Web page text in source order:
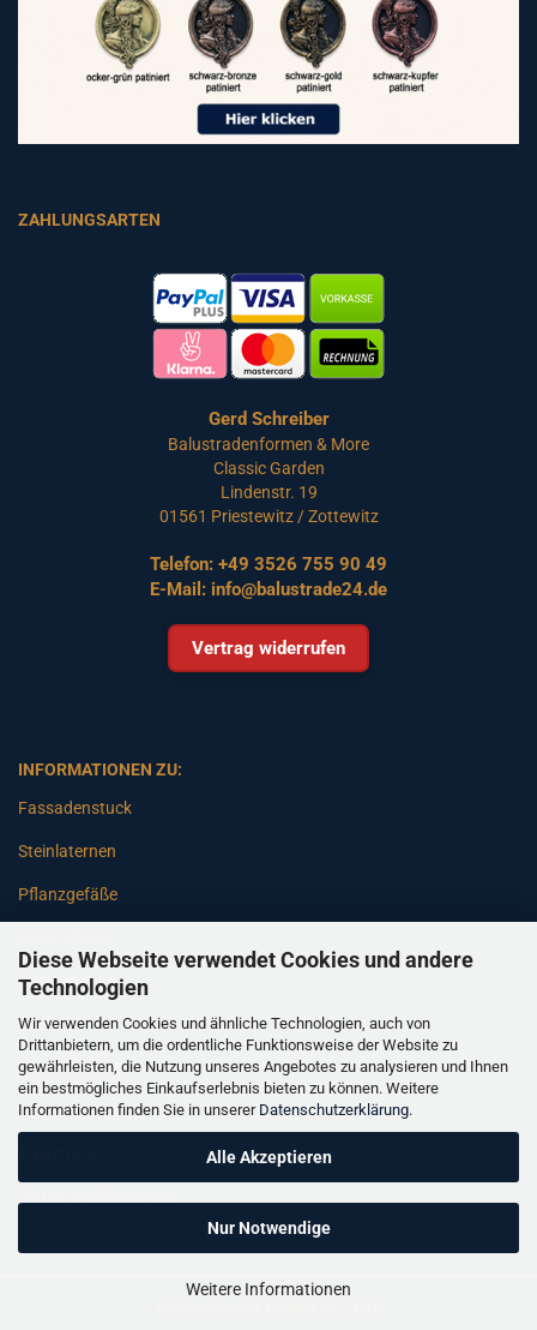
Diese Webseite verwendet Cookies und andere
Technologien
Wir verwenden Cookies und ähnliche Technologien, auch von
Drittanbietern, um die ordentliche Funktionsweise der Website zu
gewährleisten, die Nutzung unseres Angebotes zu analysieren und Ihnen
ein bestmögliches Einkaufserlebnis bieten zu können. Weitere
Informationen finden Sie in unserer Datenschutzerklärung.
Alle Akzeptieren
Nur Notwendige
Weitere Informationen
ZAHLUNGSARTEN
Gerd Schreiber
Balustradenformen & More
Classic Garden
Lindenstr. 19
01561 Priestewitz / Zottewitz
Telefon: +49 3526 755 90 49
E-Mail: info@balustrade24.de
Vertrag widerrufen
INFORMATIONEN ZU:
Fassadenstuck
Steinlaternen
Pflanzgefäße
Gartenbänke
Pfeiler
Gartenbrunnen
Gartenfiguren